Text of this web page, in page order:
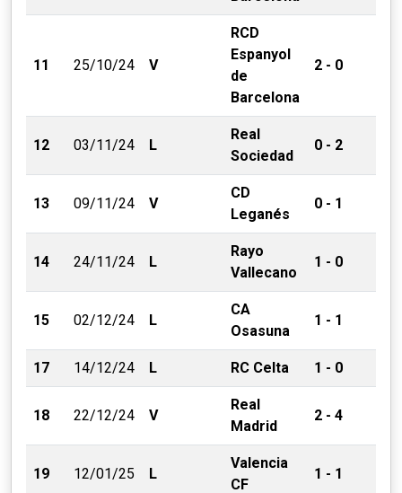
11 25/10/24 V
RCD
Espanyol
de
Barcelona
2 - 0
12 03/11/24 L
Real
Sociedad
0 - 2
13 09/11/24 V
CD
Leganés
0 - 1
14 24/11/24 L
Rayo
Vallecano
1 - 0
15 02/12/24 L
CA
Osasuna
1 - 1
17 14/12/24 L RC Celta 1 - 0
18 22/12/24 V
Real
Madrid
2 - 4
19 12/01/25 L
Valencia
CF
1 - 1